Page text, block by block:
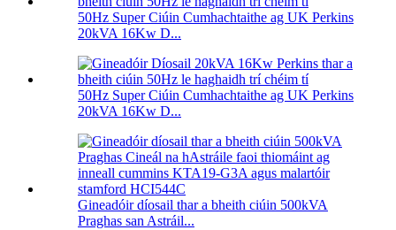
50Hz Super Ciúin Cumhachtaithe ag UK Perkins
20kVA 16Kw D...
50Hz Super Ciúin Cumhachtaithe ag UK Perkins
20kVA 16Kw D...
Gineadóir díosail thar a bheith ciúin 500kVA
Praghas san Astráil...